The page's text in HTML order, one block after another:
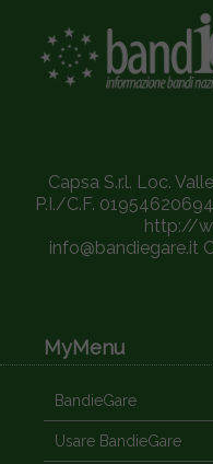
Capsa S.r.l. Loc.
P.I./C.F.
http://
info@bandiegare.it
MyMenu
BandieGare
Usare BandieGare